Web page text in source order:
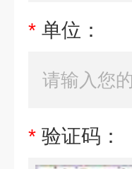
* 单位：
* 验证码：